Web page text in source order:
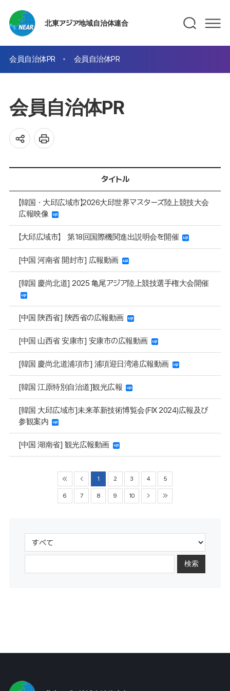
北東アジア地域自治体連合
会員自治体PR 会員自治体PR
会員自治体PR
タイトル
【韓国・大邱広域市】2026大邱世界マスターズ陸上競技大会
広報映像
【大邱広域市】 第18回国際機関進出説明会を開催
[中国 河南省 開封市] 広報動画
[韓国 慶尚北道] 2025 亀尾アジア陸上競技選手権大会開催
[中国 陝西省] 陝西省の広報動画
[中国 山西省 安康市] 安康市の広報動画
[韓国 慶尚北道浦項市] 浦項迎日湾港広報動画
[韓国 江原特別自治道]観光広報
[韓国 大邱広域市]未来革新技術博覧会(FIX 2024)広報及び
参観案内
[中国 湖南省] 観光広報動画
1 2 3 4 5
6 7 8 9 10
検索